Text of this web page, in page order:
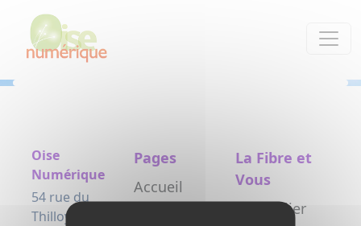
Oise
Numérique
54 rue du
Thilloy
Pages
Accueil
La Fibre et
Vous
Particulier
Panneau de gestion des cookies